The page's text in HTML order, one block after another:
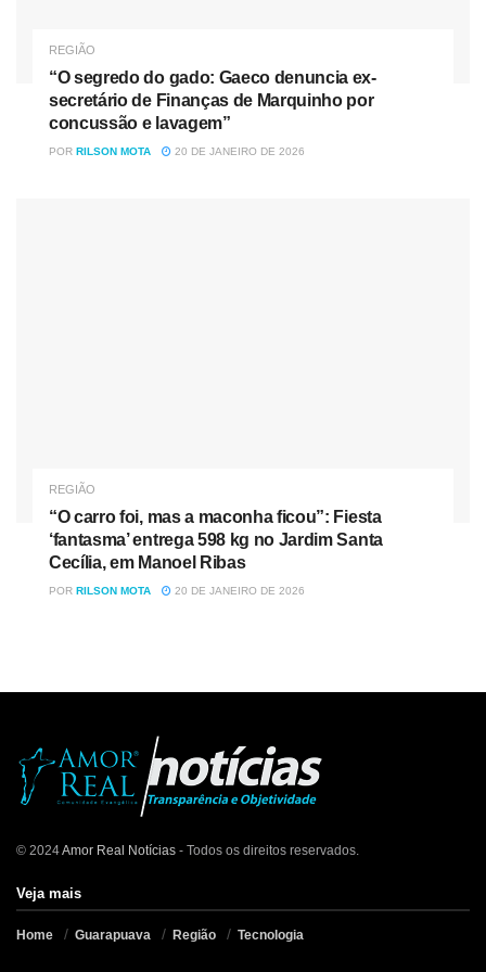
REGIÃO
“O segredo do gado: Gaeco denuncia ex-
secretário de Finanças de Marquinho por
concussão e lavagem”
POR RILSON MOTA 20 DE JANEIRO DE 2026
REGIÃO
“O carro foi, mas a maconha ficou”: Fiesta
‘fantasma’ entrega 598 kg no Jardim Santa
Cecília, em Manoel Ribas
POR RILSON MOTA 20 DE JANEIRO DE 2026
© 2024Amor Real Notícias - Todos os direitos reservados.
Veja mais
Home Guarapuava Região Tecnologia